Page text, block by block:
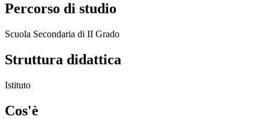
Percorso di studio
Scuola Secondaria di II Grado
Struttura didattica
Istituto
Cos'è